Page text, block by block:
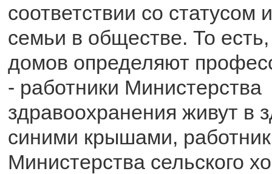
соответствии со статусом
семьи в обществе. То
домов определяют
- работники Министерства
здравоохранения живут в
синими крышами,
Министерства сельского